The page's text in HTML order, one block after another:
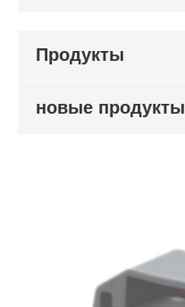
Продукты
новые продукты